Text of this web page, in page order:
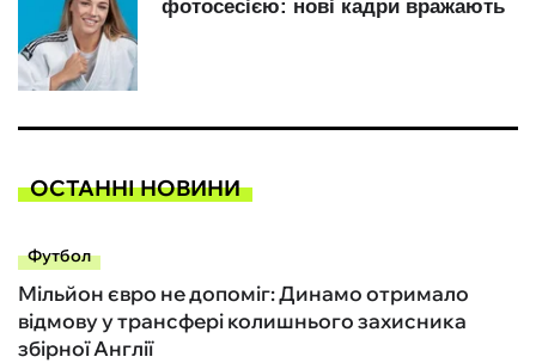
ОСТАННІ НОВИНИ
Футбол
Мільйон євро не допоміг: Динамо отримало
відмову у трансфері колишнього захисника
збірної Англії